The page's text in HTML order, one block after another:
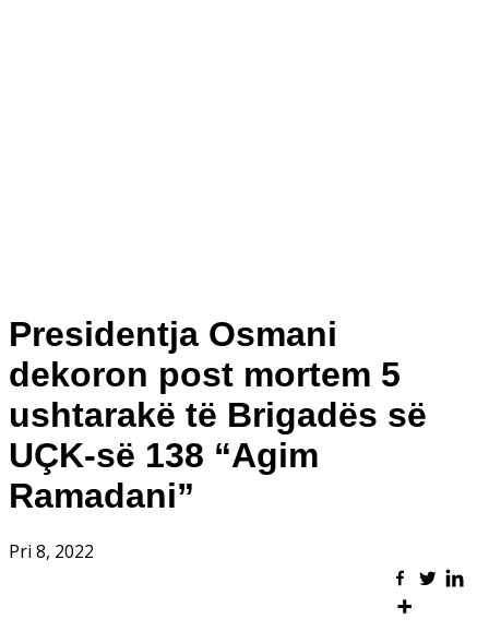
Presidentja Osmani
dekoron post mortem 5
ushtarakë të Brigadës së
UÇK-së 138 “Agim
Ramadani”
Pri 8, 2022